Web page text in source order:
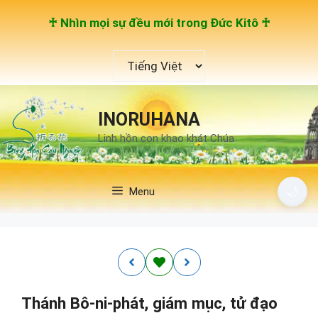
♰ Nhìn mọi sự đều mới trong Đức Kitô ♰
ngôn
ngữ
INORUHANA
Linh hồn con khao khát Chúa
Menu
Thánh Bô-ni-phát, giám mục, tử đạo